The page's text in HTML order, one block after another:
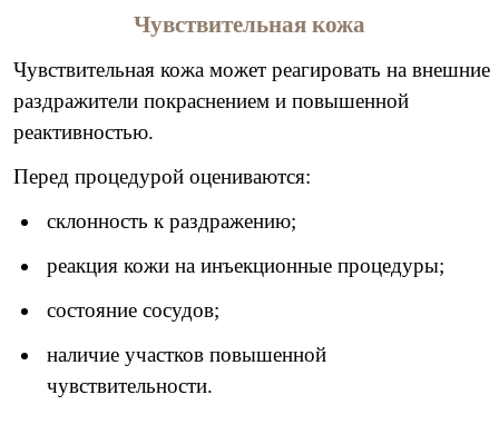
Чувствительная кожа
Чувствительная кожа может реагировать на внешние
раздражители покраснением и повышенной
реактивностью.
Перед процедурой оцениваются:
склонность к раздражению;
реакция кожи на инъекционные процедуры;
состояние сосудов;
наличие участков повышенной
чувствительности.